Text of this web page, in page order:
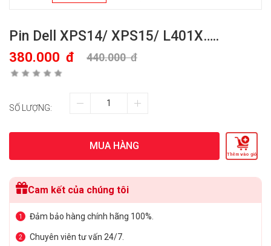
Pin Dell XPS14/ XPS15/ L401X…..
380.000 đ 440.000đ
SỐ LƯỢNG:
MUA HÀNG
Thêm vào giỏ
Cam kết của chúng tôi
1 Đảm bảo hàng chính hãng 100%.
2 Chuyên viên tư vấn 24/7.